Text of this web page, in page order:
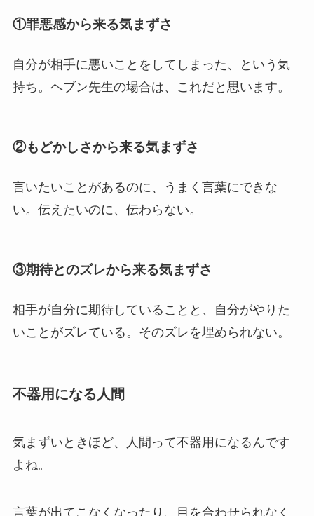
①罪悪感から来る気まずさ
自分が相手に悪いことをしてしまった、という気
持ち。ヘブン先生の場合は、これだと思います。
②もどかしさから来る気まずさ
言いたいことがあるのに、うまく言葉にできな
い。伝えたいのに、伝わらない。
③期待とのズレから来る気まずさ
相手が自分に期待していることと、自分がやりた
いことがズレている。そのズレを埋められない。
不器用になる人間
気まずいときほど、人間って不器用になるんです
よね。
言葉が出てこなくなったり、目を合わせられなく